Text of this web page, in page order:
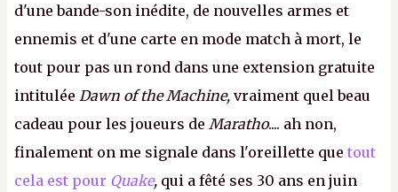
d'une bande-son inédite, de nouvelles armes et
ennemis et d'une carte en mode match à mort, le
tout pour pas un rond dans une extension gratuite
intitulée Dawn of the Machine, vraiment quel beau
cadeau pour les joueurs de Maratho.... ah non,
finalement on me signale dans l'oreillette que tout
cela est pour Quake, qui a fêté ses 30 ans en juin